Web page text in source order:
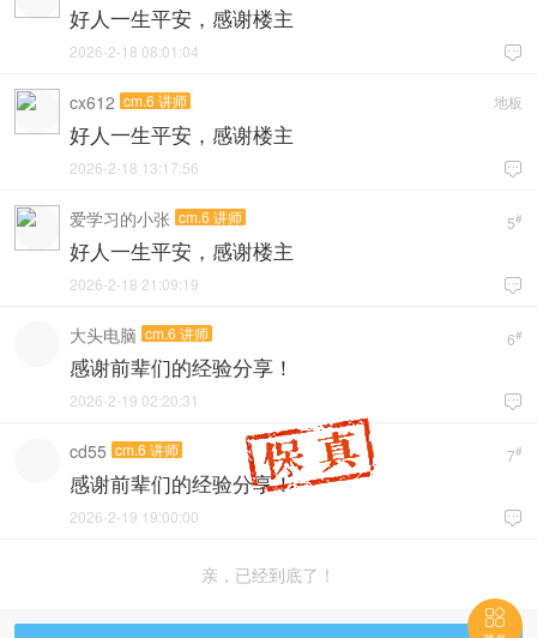
好人一生平安，感谢楼主

2026-2-18 08:01:04
地板
cx612 cm.6 讲师
好人一生平安，感谢楼主

2026-2-18 13:17:56
5#
爱学习的小张 cm.6 讲师
好人一生平安，感谢楼主

2026-2-18 21:09:19
6#
大头电脑 cm.6 讲师
感谢前辈们的经验分享！

2026-2-19 02:20:31
7#
cd55 cm.6 讲师
感谢前辈们的经验分享！

2026-2-19 19:00:00
亲，已经到底了！
